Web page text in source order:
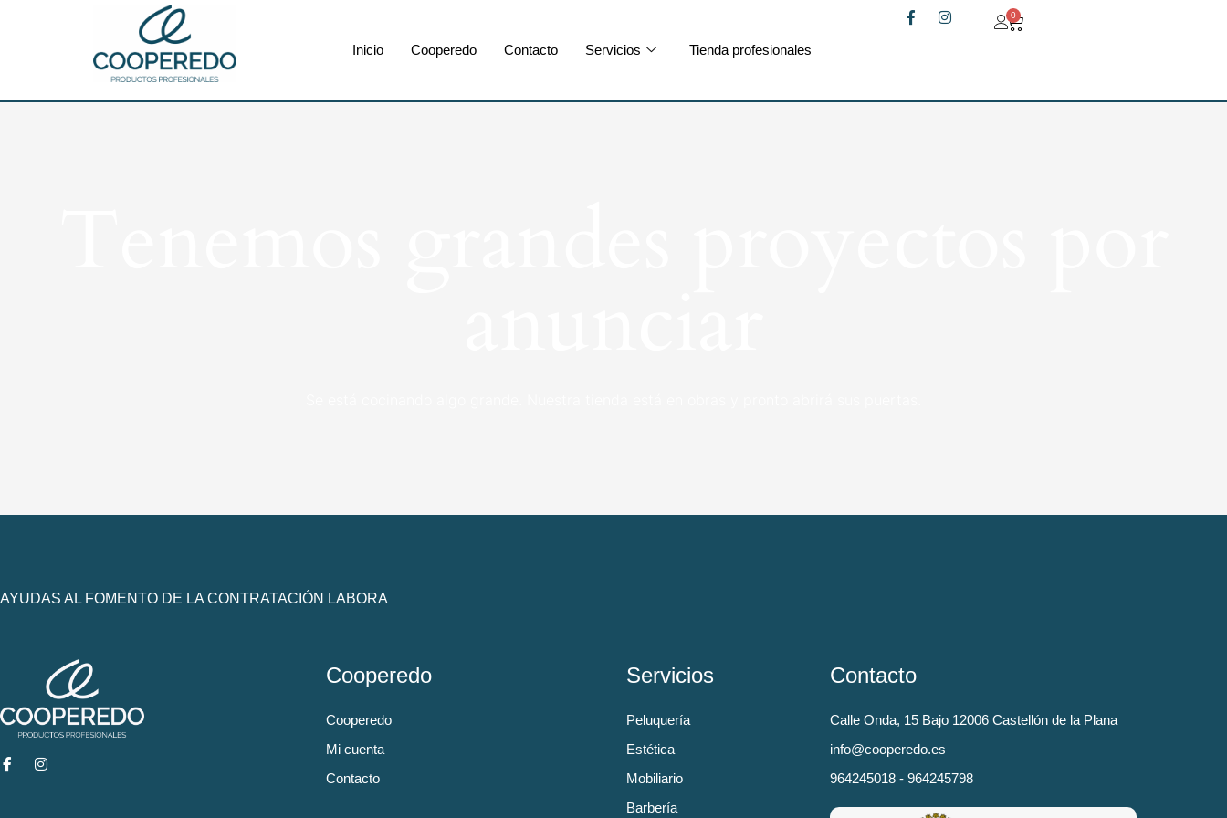
Inicio Cooperedo Contacto Servicios Tienda profesionales
0
AYUDAS AL FOMENTO DE LA CONTRATACIÓN LABORA
Cooperedo
Cooperedo
Mi cuenta
Contacto
Servicios
Peluquería
Estética
Mobiliario
Barbería
Contacto
Calle Onda, 15 Bajo 12006 Castellón de la Plana
info@cooperedo.es
964245018 - 964245798